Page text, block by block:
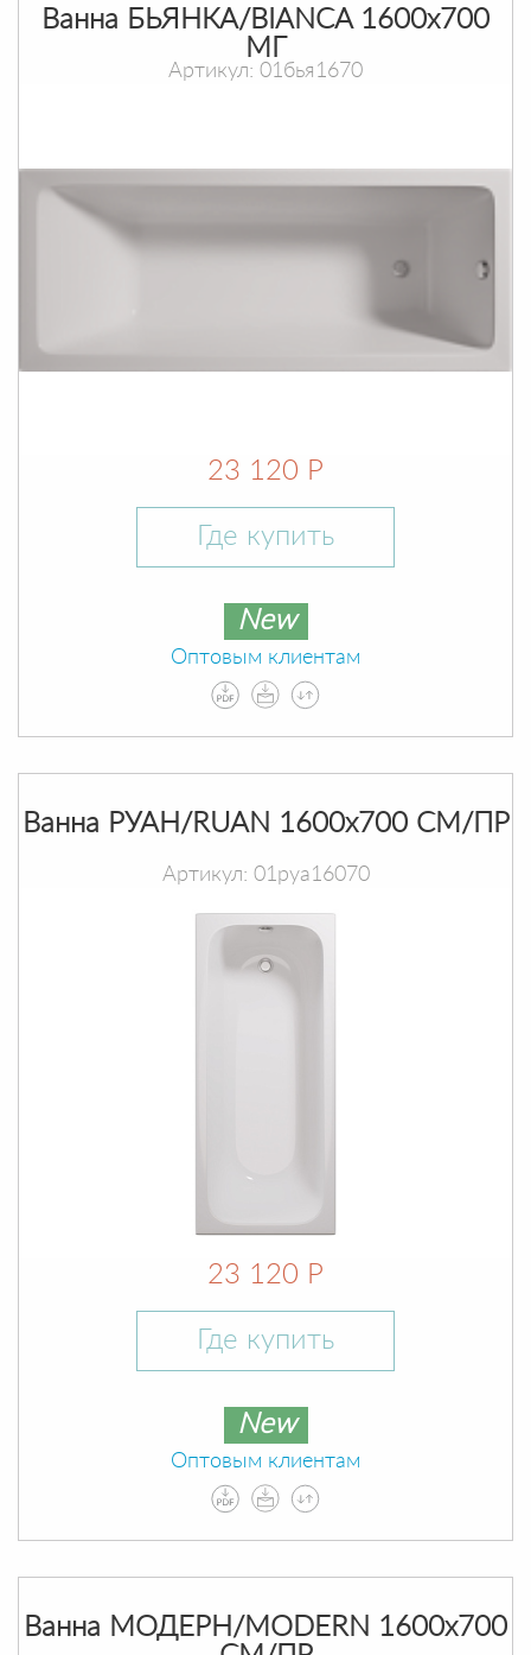
Ванна БЬЯНКА/BIANCA 1600х700
МГ
Артикул: 01бья1670
23 120 Р
Где купить
New
Оптовым клиентам
Ванна РУАН/RUAN 1600х700 СМ/ПР
Артикул: 01руа16070
23 120 Р
Где купить
New
Оптовым клиентам
Ванна МОДЕРН/MODERN 1600х700